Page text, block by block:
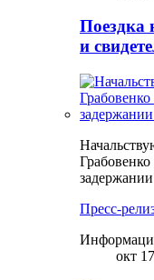
Поездка
и
Пресс-
окт